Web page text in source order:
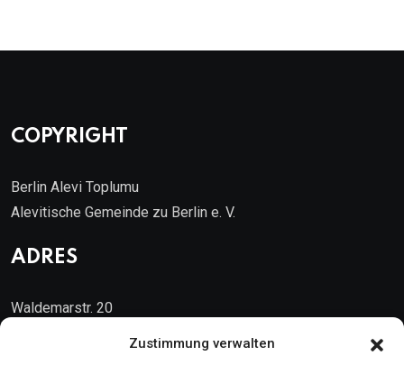
Zustimmung verwalten
COPYRIGHT
Berlin Alevi Toplumu
Alevitische Gemeinde zu Berlin e. V.
ADRES
Waldemarstr. 20